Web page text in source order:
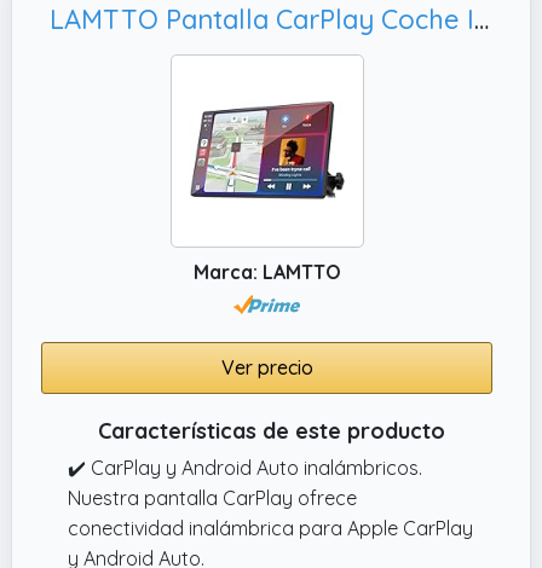
LAMTTO Pantalla CarPlay Coche Inalámbrica de 9 Pulgadas para A-pple CarPlay & Android Auto, Siri & G00gle Asistente
Marca: LAMTTO
Ver precio
Características de este producto
✔️ CarPlay y Android Auto inalámbricos.
Nuestra pantalla CarPlay ofrece
conectividad inalámbrica para Apple CarPlay
y Android Auto.